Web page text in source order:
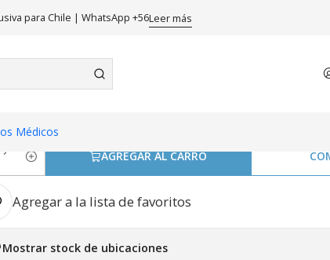
Médicos
para Chile | WhatsApp +56Leer más
60 Cápsulas. Natural Farm
de magnesio 400
AGREGAR AL CARRO
Agregar a la lista de favoritos
Mostrar stock de ubicaciones